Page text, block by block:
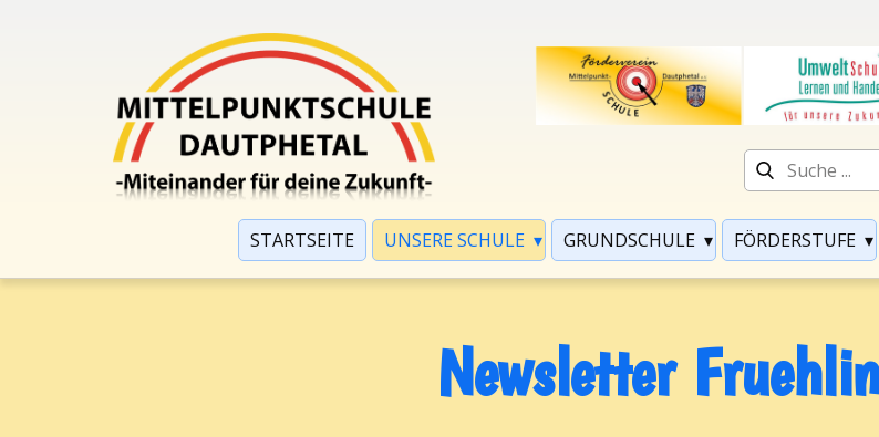
STARTSEITE UNSERE SCHULE GRUNDSCHULE FÖRDERSTUFE
Newsletter